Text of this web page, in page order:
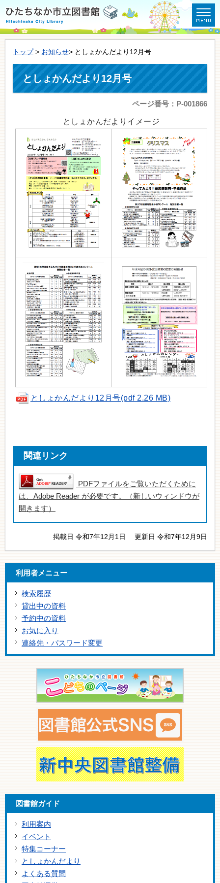
トップ> お知らせ> としょかんだより12月号
としょかんだより12月号
ページ番号：P-001866
としょかんだよりイメージ
としょかんだより12月号(pdf 2.26 MB)
関連リンク
PDFファイルをご覧いただくために
は、Adobe Reader が必要です。（新しいウィンドウが
開きます）
掲載日 令和7年12月1日 更新日 令和7年12月9日
利用者メニュー
検索履歴
貸出中の資料
予約中の資料
お気に入り
連絡先・パスワード変更
図書館ガイド
利用案内
イベント
特集コーナー
としょかんだより
よくある質問